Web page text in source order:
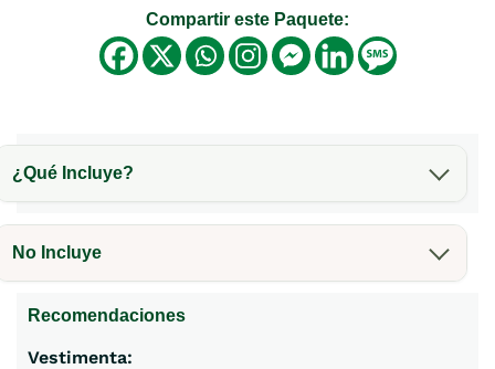
Compartir este Paquete:
¿Qué Incluye?
No Incluye
Recomendaciones
Vestimenta: